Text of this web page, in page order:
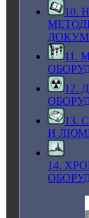
10.
11.
12.
13.
И
14.